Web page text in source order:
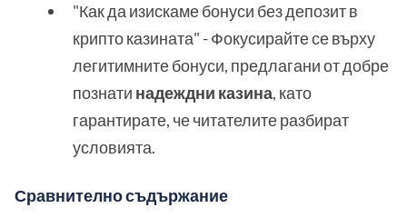
"Как да изискаме бонуси без депозит в
крипто казината" - Фокусирайте се върху
легитимните бонуси, предлагани от добре
познати надеждни казина, като
гарантирате, че читателите разбират
условията.
Сравнително съдържание